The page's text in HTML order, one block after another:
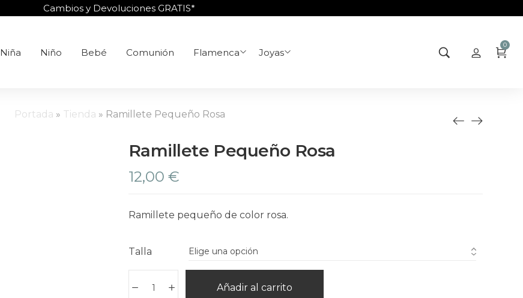
Cambios y Devoluciones GRATIS*
Niña Niño Bebé Comunión Flamenca Joyas
0
Portada » Tienda » Ramillete Pequeño Rosa
Ramillete Pequeño Rosa
12,00 €
Ramillete pequeño de color rosa.
Talla
Añadir al carrito